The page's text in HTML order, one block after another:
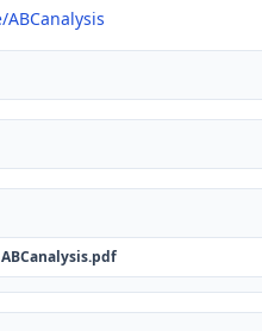
ABCanalysis.pdf